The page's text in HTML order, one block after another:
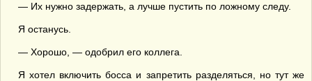
— Их нужно задержать, а лучше пустить по ложному следу.
Я останусь.
— Хорошо, — одобрил его коллега.
Я хотел включить босса и запретить разделяться, но тут же